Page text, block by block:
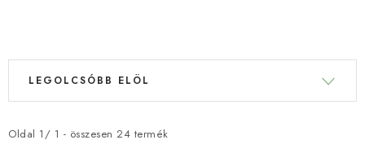
T
m
Oldal 1 / 1 - összesen 24 termék
T
m
LEGOLCSÓBB ELÖL